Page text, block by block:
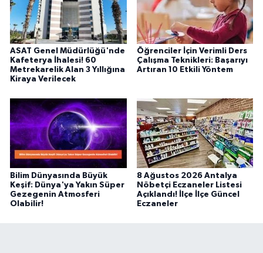
ASAT Genel Müdürlüğü'nde
Kafeterya İhalesi! 60
Metrekarelik Alan 3 Yıllığına
Kiraya Verilecek
Öğrenciler İçin Verimli Ders
Çalışma Teknikleri: Başarıyı
Artıran 10 Etkili Yöntem
Bilim Dünyasında Büyük
Keşif: Dünya'ya Yakın Süper
Gezegenin Atmosferi
Olabilir!
8 Ağustos 2026 Antalya
Nöbetçi Eczaneler Listesi
Açıklandı! İlçe İlçe Güncel
Eczaneler